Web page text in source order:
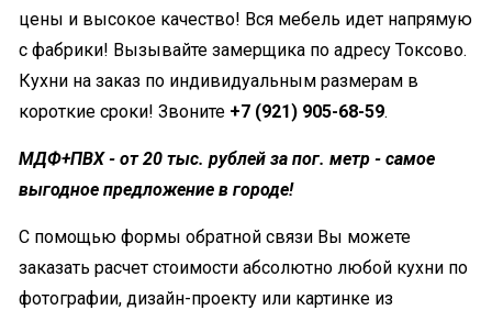
цены и высокое качество! Вся мебель идет напрямую
с фабрики! Вызывайте замерщика по адресу Токсово.
Кухни на заказ по индивидуальным размерам в
короткие сроки! Звоните +7 (921) 905-68-59.
МДФ+ПВХ - от 20 тыс. рублей за пог. метр - самое
выгодное предложение в городе!
С помощью формы обратной связи Вы можете
заказать расчет стоимости абсолютно любой кухни по
фотографии, дизайн-проекту или картинке из